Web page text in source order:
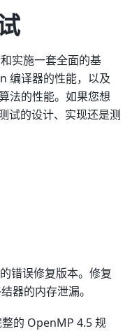
实施一套全面的基
编译器的性能，以及
法的性能。如果您想
试的设计、实现还是测
错误修复版本。修复
器的内存泄漏。
的 OpenMP 4.5 规